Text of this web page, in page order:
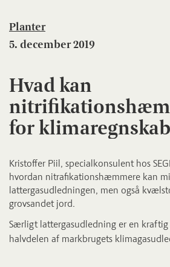
Planter
5. december 2019
Hvad kan
for
Kristoffer Piil, specialkonsulent hos
hvordan nitrafikationshæmmere kan
lattergasudledningen, men også
grovsandet jord.
Særligt lattergasudledning er en kraftig
halvdelen af markbrugets